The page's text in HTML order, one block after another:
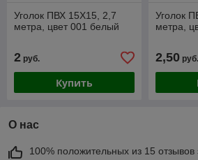
Уголок ПВХ 15Х15, 2,7
метра, цвет 001 белый
2 руб.
Купить
Уголок
метра,
2,50руб.
О нас
100% положительных из 15 отзывов